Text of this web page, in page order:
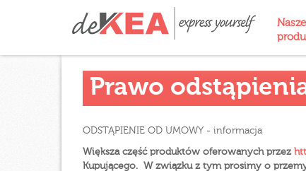
Nasze
Prawo
ODSTĄPIENIE OD UMOWY - informacja
Większa część produktów oferowanych przez
Kupującego. W związku z tym prosimy o